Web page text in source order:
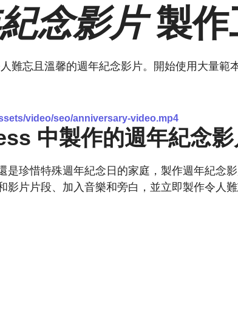
念影片製作
難忘且溫馨的週年紀念影片。開始使用大量範
video/seo/anniversary-video.mp4
中製作的週年紀念影
是珍惜特殊週年紀念日的家庭，製作週年紀念
影片片段、加入音樂和旁白，並立即製作令